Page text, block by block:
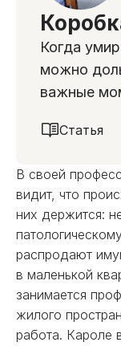
Когда
можно
важные
Статья
В своей
видит, что
них держится:
распродают
в маленькой
занимается
жилого
работа. Кароле